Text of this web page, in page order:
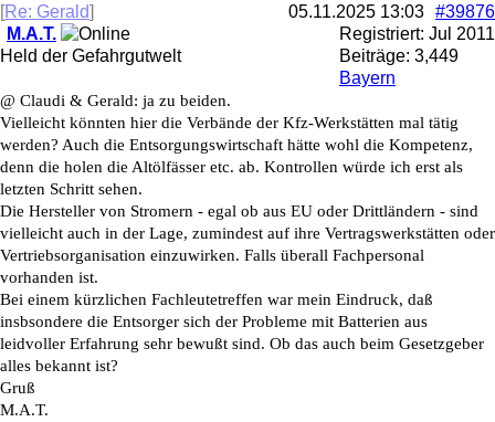
[Re: Gerald] #39876
05.11.2025 13:03
Registriert: Jul 2011
Beiträge: 3,449
Bayern
M.A.T.
Held der Gefahrgutwelt
@ Claudi & Gerald: ja zu beiden.
Vielleicht könnten hier die Verbände der Kfz-Werkstätten mal tätig
werden? Auch die Entsorgungswirtschaft hätte wohl die Kompetenz,
denn die holen die Altölfässer etc. ab. Kontrollen würde ich erst als
letzten Schritt sehen.
Die Hersteller von Stromern - egal ob aus EU oder Drittländern - sind
vielleicht auch in der Lage, zumindest auf ihre Vertragswerkstätten oder
Vertriebsorganisation einzuwirken. Falls überall Fachpersonal
vorhanden ist.
Bei einem kürzlichen Fachleutetreffen war mein Eindruck, daß
insbsondere die Entsorger sich der Probleme mit Batterien aus
leidvoller Erfahrung sehr bewußt sind. Ob das auch beim Gesetzgeber
alles bekannt ist?
Gruß
M.A.T.